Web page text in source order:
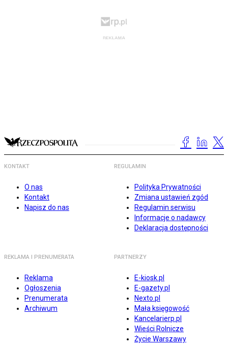
KONTAKT
O nas
Kontakt
Napisz do nas
REGULAMIN
Polityka Prywatności
Zmiana ustawień zgód
Regulamin serwisu
Informacje o nadawcy
Deklaracja dostępności
REKLAMA I PRENUMERATA
Reklama
Ogłoszenia
Prenumerata
Archiwum
PARTNERZY
E-kiosk.pl
E-gazety.pl
Nexto.pl
Mała księgowość
Kancelarierp.pl
Wieści Rolnicze
Życie Warszawy